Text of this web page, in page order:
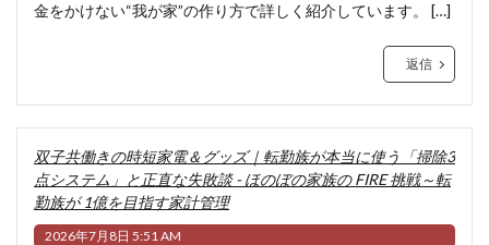
金をかけない“我が家”の作り方で詳しく紹介しています。 […]
返信
双子共働きの時短家電＆グッズ｜転勤族が本当に使う「掃除3
点システム」と正直な失敗談 - ほのぼの家族の FIRE 挑戦～転
勤族が 1億を目指す家計管理
2026年7月8日 5:51 AM